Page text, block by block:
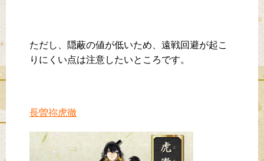
ただし、隠蔽の値が低いため、遠戦回避が起こ
りにくい点は注意したいところです。
長曽祢虎徹